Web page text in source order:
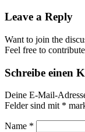
Leave a Reply
Want to join the
Feel free to
Schreibe einen
Deine E-Mail-
Felder sind mit *
Name *